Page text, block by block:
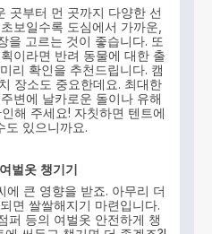
곳부터 먼 곳까지 다양한 선
보일수록 도심에서 가까운,
을 고르는 것이 좋습니다. 또
이라면 반려 동물에 대한 출
리 확인을 추천드립니다. 캠
장소도 중요한데요. 최대한
변에 날카로운 돌이나 유해
해 주세요! 자칫하면 텐트에
도 있으니까요.
여벌옷 챙기기
에 큰 영향을 받죠. 아무리 더
면 쌀쌀해지기 마련입니다.
퍼 등의 여벌옷 안전하게 챙